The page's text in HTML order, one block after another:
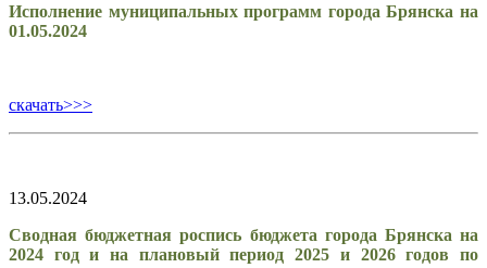
Исполнение муниципальных программ города Брянска на
01.05.2024
скачать>>>
13.05.2024
Сводная бюджетная роспись бюджета города Брянска на
2024 год и на плановый период 2025 и 2026 годов по